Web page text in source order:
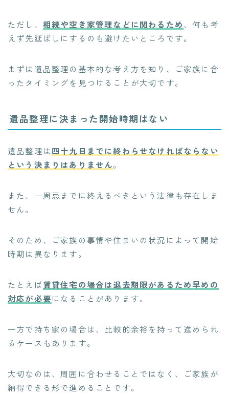
ただし、 相続や空き家管理などに関わるため、何も考
えず先延ばしにするのも避けたいところです。
まずは遺品整理の基本的な考え方を知り、ご家族に合
ったタイミングを見つけることが大切です。
遺品整理に決まった開始時期はない
遺品整理は四十九日までに終わらせなければならない
という決まりはありません。
また、一周忌までに終えるべきという法律も存在しま
せん。
そのため、ご家族の事情や住まいの状況によって開始
時期は異なります。
たとえば賃貸住宅の場合は退去期限があるため早めの
対応が必要になることがあります。
一方で持ち家の場合は、比較的余裕を持って進められ
るケースもあります。
大切なのは、周囲に合わせることではなく、ご家族が
納得できる形で進めることです。